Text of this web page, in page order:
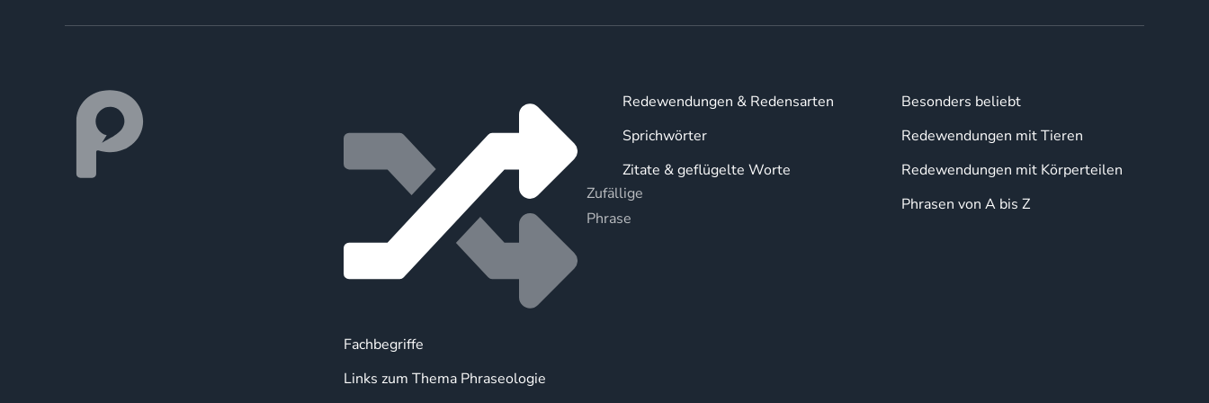
Zufällige
Phrase
Fachbegriffe
Links zum Thema Phraseologie
Redewendungen & Redensarten
Sprichwörter
Zitate & geflügelte Worte
Besonders beliebt
Redewendungen mit Tieren
Redewendungen mit Körperteilen
Phrasen von A bis Z